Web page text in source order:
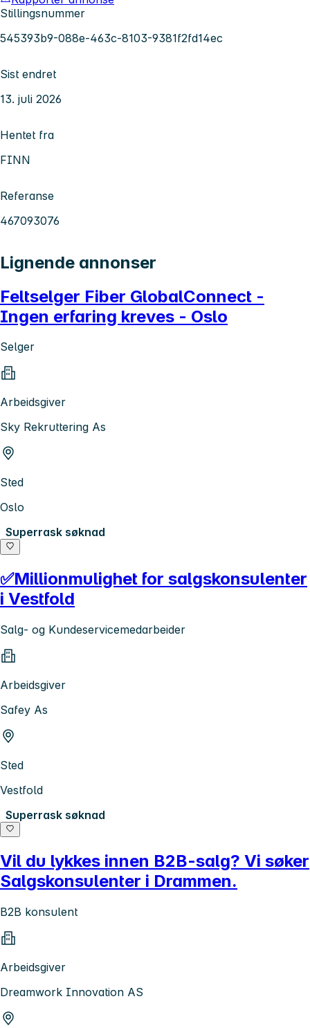
Stillingsnummer
545393b9-088e-463c-8103-9381f2fd14ec
Sist endret
13. juli 2026
Hentet fra
FINN
Referanse
467093076
Lignende annonser
Feltselger Fiber GlobalConnect -
Ingen erfaring kreves - Oslo
Selger
Arbeidsgiver
Sky Rekruttering As
Sted
Oslo
Superrask søknad
✅Millionmulighet for salgskonsulenter
i Vestfold
Salg- og Kundeservicemedarbeider
Arbeidsgiver
Safey As
Sted
Vestfold
Superrask søknad
Vil du lykkes innen B2B-salg? Vi søker
Salgskonsulenter i Drammen.
B2B konsulent
Arbeidsgiver
Dreamwork Innovation AS